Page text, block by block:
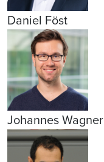
Daniel Föst
Johannes Wagner